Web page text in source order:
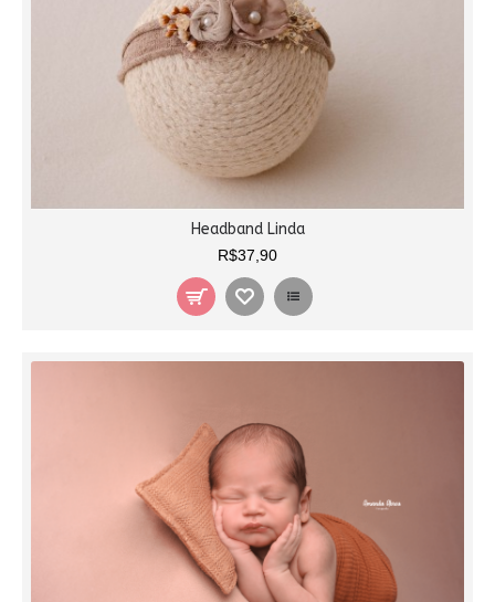
Headband Linda
R$37,90